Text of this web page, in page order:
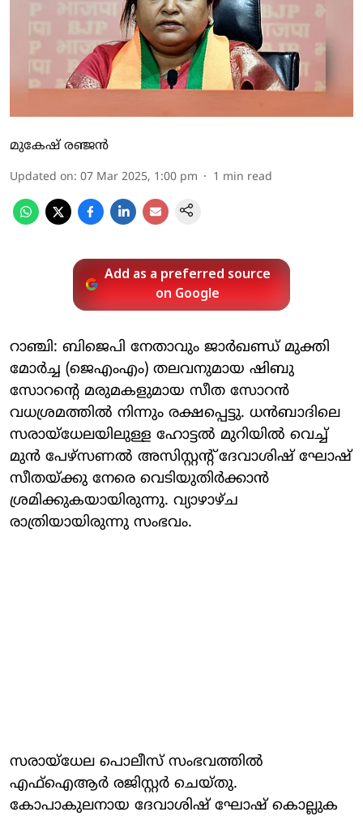
മുകേഷ് രഞ്ജൻ
Updated on: 07 Mar 2025, 1:00 pm 1 min read
Add as a preferred source
on Google
റാഞ്ചി: ബിജെപി നേതാവും ജാര്‍ഖണ്ഡ് മുക്തി
മോര്‍ച്ച (ജെഎംഎം) തലവനുമായ ഷിബു
സോറന്റെ മരുമകളുമായ സീത സോറന്‍
വധശ്രമത്തില്‍ നിന്നും രക്ഷപ്പെട്ടു. ധന്‍ബാദിലെ
സരായ്‌ധേലയിലുള്ള ഹോട്ടല്‍ മുറിയില്‍ വെച്ച്
മുന്‍ പേഴ്സണല്‍ അസിസ്റ്റന്റ് ദേവാശിഷ് ഘോഷ്
സീതയ്ക്കു നേരെ വെടിയുതിര്‍ക്കാന്‍
ശ്രമിക്കുകയായിരുന്നു. വ്യാഴാഴ്ച
രാത്രിയായിരുന്നു സംഭവം.
സരായ്‌ധേല പൊലീസ് സംഭവത്തില്‍
എഫ്‌ഐആര്‍ രജിസ്റ്റര്‍ ചെയ്തു.
കോപാകുലനായ ദേവാശിഷ് ഘോഷ് കൊല്ലുക